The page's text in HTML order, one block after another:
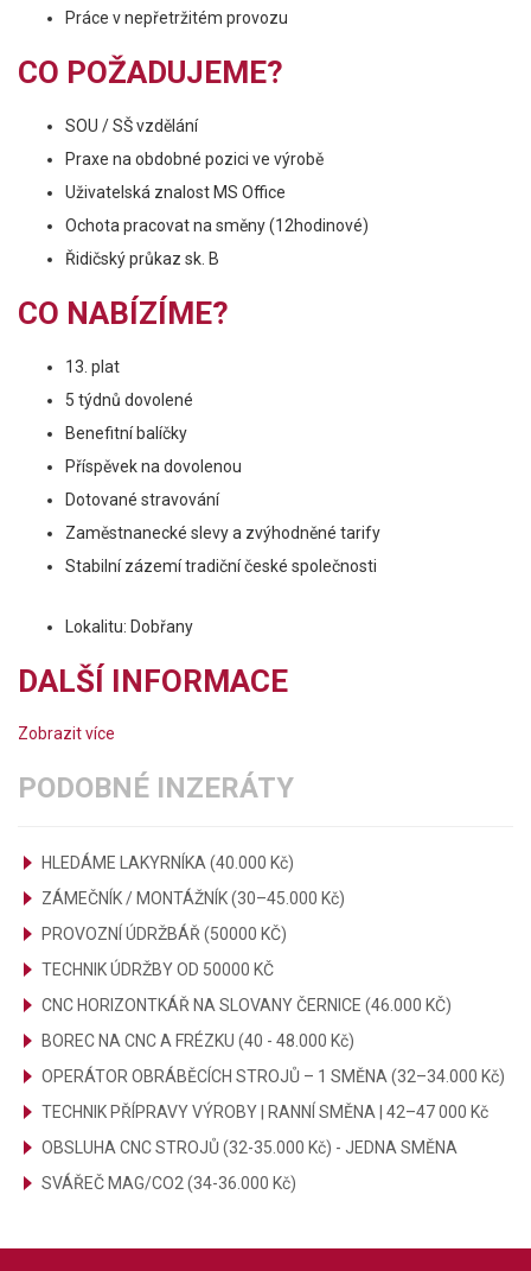
Práce v nepřetržitém provozu
CO POŽADUJEME?
SOU / SŠ vzdělání
Praxe na obdobné pozici ve výrobě
Uživatelská znalost MS Office
Ochota pracovat na směny (12hodinové)
Řidičský průkaz sk. B
CO NABÍZÍME?
13. plat
5 týdnů dovolené
Benefitní balíčky
Příspěvek na dovolenou
Dotované stravování
Zaměstnanecké slevy a zvýhodněné tarify
Stabilní zázemí tradiční české společnosti
Lokalitu: Dobřany
DALŠÍ INFORMACE
Zobrazit více
PODOBNÉ INZERÁTY
HLEDÁME LAKYRNÍKA (40.000 Kč)
ZÁMEČNÍK / MONTÁŽNÍK (30–45.000 Kč)
PROVOZNÍ ÚDRŽBÁŘ (50000 KČ)
TECHNIK ÚDRŽBY OD 50000 KČ
CNC HORIZONTKÁŘ NA SLOVANY ČERNICE (46.000 KČ)
BOREC NA CNC A FRÉZKU (40 - 48.000 Kč)
OPERÁTOR OBRÁBĚCÍCH STROJŮ – 1 SMĚNA (32–34.000 Kč)
TECHNIK PŘÍPRAVY VÝROBY | RANNÍ SMĚNA | 42–47 000 Kč
OBSLUHA CNC STROJŮ (32-35.000 Kč) - JEDNA SMĚNA
SVÁŘEČ MAG/CO2 (34-36.000 Kč)